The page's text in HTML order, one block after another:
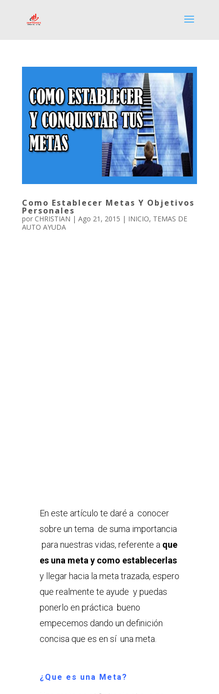
Como Establecer Metas Y Objetivos
Personales
por CHRISTIAN | Ago 21, 2015 | INICIO, TEMAS DE
AUTO AYUDA
En este artículo te daré a conocer
sobre un tema de suma importancia
para nuestras vidas, referente a que
es una meta y como establecerlas
y llegar hacia la meta trazada, espero
que realmente te ayude y puedas
ponerlo en práctica bueno
empecemos dando un definición
concisa que es en sí una meta.
¿Que es una Meta?